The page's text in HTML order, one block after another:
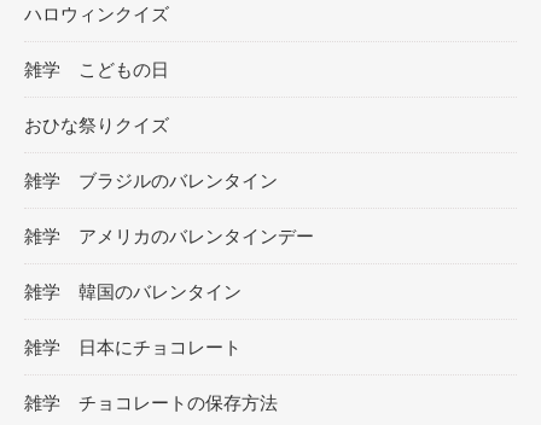
ハロウィンクイズ
雑学 こどもの日
おひな祭りクイズ
雑学 ブラジルのバレンタイン
雑学 アメリカのバレンタインデー
雑学 韓国のバレンタイン
雑学 日本にチョコレート
雑学 チョコレートの保存方法